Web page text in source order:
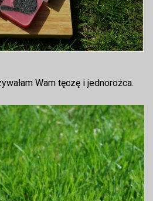
Wam tęczę i jednorożca.